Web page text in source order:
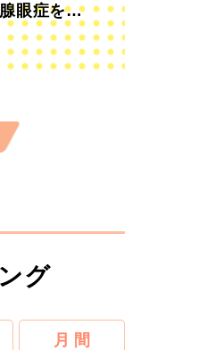
眼症を知
グ
月 間